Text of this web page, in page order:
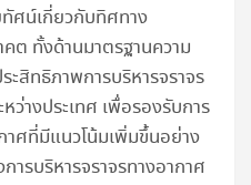
ศน์เกี่ยวกับทิศทาง
ต ทั้งด้านมาตรฐานความ
ะสิทธิภาพการบริหารจราจร
ว่างประเทศ เพื่อรองรับการ
าศที่มีแนวโน้มเพิ่มขึ้นอย่าง
รบริหารจราจรทางอากาศ